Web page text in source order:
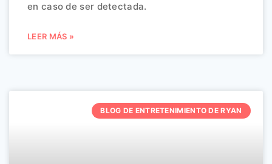
en caso de ser detectada.
LEER MÁS »
BLOG DE ENTRETENIMIENTO DE RYAN